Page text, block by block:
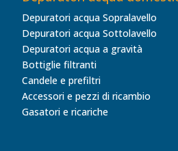
Depuratori acqua Sopralavello
Depuratori acqua Sottolavello
Depuratori acqua a gravità
Bottiglie filtranti
Candele e prefiltri
Accessori e pezzi di ricambio
Gasatori e ricariche